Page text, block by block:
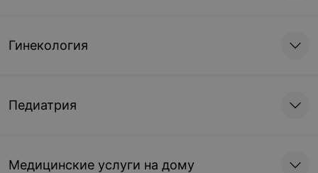
Гинекология
Педиатрия
Медицинские услуги на дому